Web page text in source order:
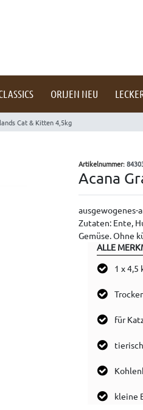
ORIJEN NEU
Cat & Kitten 4,5kg
Artikelnummer:
Acana
Zutaten: Ente,
Gemüse. Ohne
ALLE
1 x 4,5
für
kleine